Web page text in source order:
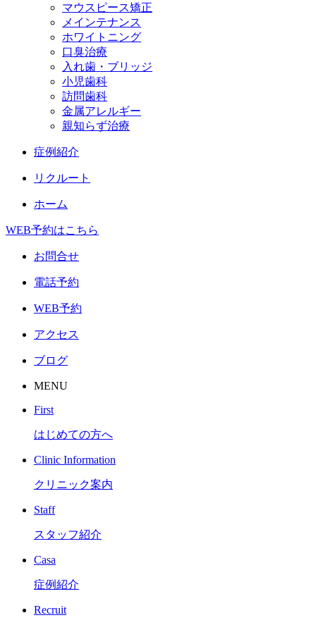
マウスピース矯正
メインテナンス
ホワイトニング
口臭治療
入れ歯・ブリッジ
小児歯科
訪問歯科
金属アレルギー
親知らず治療
症例紹介
リクルート
ホーム
WEB予約はこちら
お問合せ
電話予約
WEB予約
アクセス
ブログ
MENU
First
はじめての方へ
Clinic Information
クリニック案内
Staff
スタッフ紹介
Casa
症例紹介
Recruit